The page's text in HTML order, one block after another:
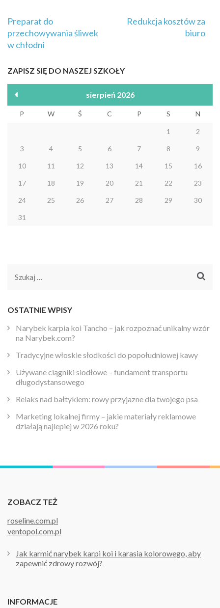
Nawigacja
wpisu
Preparat do
przechowywania śliwek
w chłodni
Redukcja kosztów za
biuro
ZAPISZ SIĘ DO NASZEJ SZKOŁY
sierpień 2026
P W Ś C P S N
1 2
3 4 5 6 7 8 9
10 11 12 13 14 15 16
17 18 19 20 21 22 23
24 25 26 27 28 29 30
31
Szukaj:
OSTATNIE WPISY
Narybek karpia koi Tancho – jak rozpoznać unikalny wzór
na Narybek.com?
Tradycyjne włoskie słodkości do popołudniowej kawy
Używane ciągniki siodłowe – fundament transportu
długodystansowego
Relaks nad bałtykiem: rowy przyjazne dla twojego psa
Marketing lokalnej firmy – jakie materiały reklamowe
działają najlepiej w 2026 roku?
ZOBACZ TEŻ
roseline.com.pl
ventopol.com.pl
Jak karmić narybek karpi koi i karasia kolorowego, aby
zapewnić zdrowy rozwój?
INFORMACJE